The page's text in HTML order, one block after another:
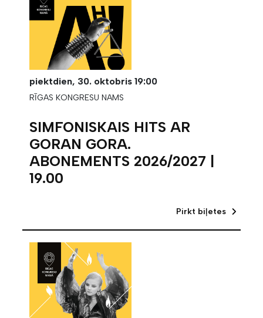
piektdien, 30. oktobris 19:00
RĪGAS KONGRESU NAMS
SIMFONISKAIS HITS AR
GORAN GORA.
ABONEMENTS 2026/2027 |
19.00
Pirkt biļetes